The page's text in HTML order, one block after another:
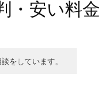
・安い料
をしています。